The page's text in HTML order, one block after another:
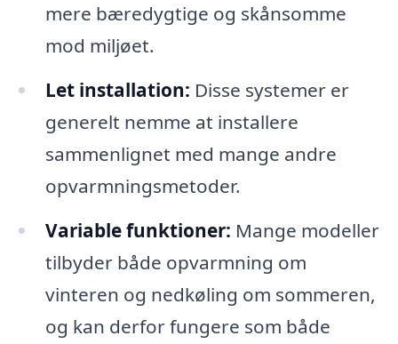
mere bæredygtige og skånsomme
mod miljøet.
Let installation: Disse systemer er
generelt nemme at installere
sammenlignet med mange andre
opvarmningsmetoder.
Variable funktioner: Mange modeller
tilbyder både opvarmning om
vinteren og nedkøling om sommeren,
og kan derfor fungere som både